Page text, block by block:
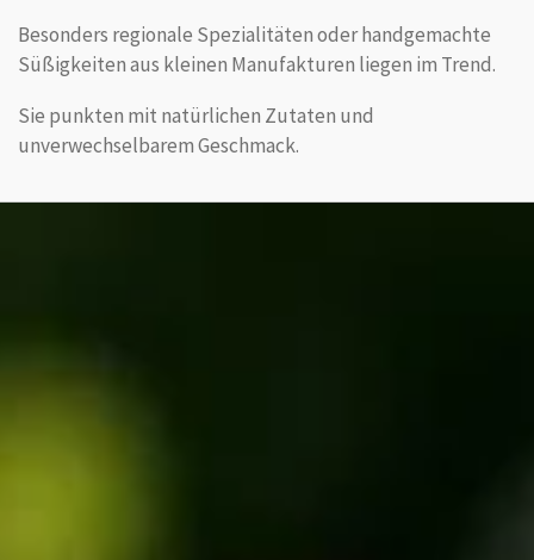
Besonders regionale Spezialitäten oder handgemachte
Süßigkeiten aus kleinen Manufakturen liegen im Trend.
Sie punkten mit natürlichen Zutaten und
unverwechselbarem Geschmack.